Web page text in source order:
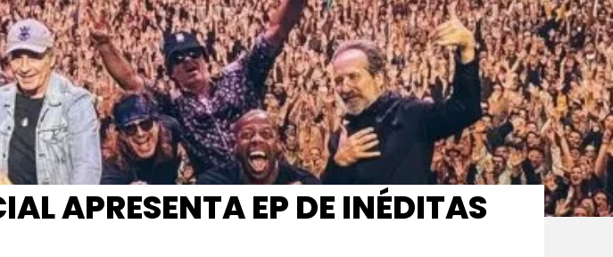
APRESENTA EP DE INÉDITAS